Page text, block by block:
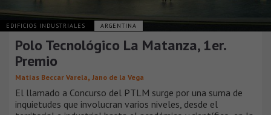
EDIFICIOS INDUSTRIALES ARGENTINA
Polo Tecnológico La Matanza, 1er.
Premio
Matías Beccar Varela, Jano de la Vega
El llamado a Concurso del PTLM surge por una suma de
inquietudes que involucran varios niveles, desde el